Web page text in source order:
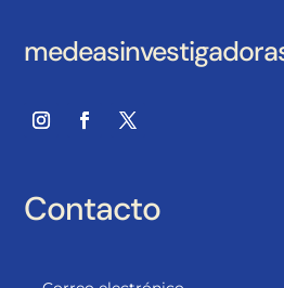
Contacto